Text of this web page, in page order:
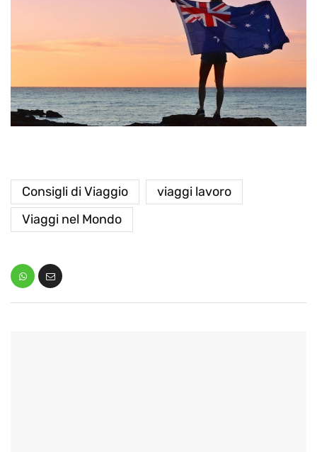
Consigli di Viaggio
viaggi lavoro
Viaggi nel Mondo